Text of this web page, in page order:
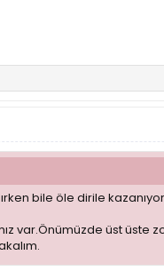
bile öle dirile
var.Önümüzde üst üste